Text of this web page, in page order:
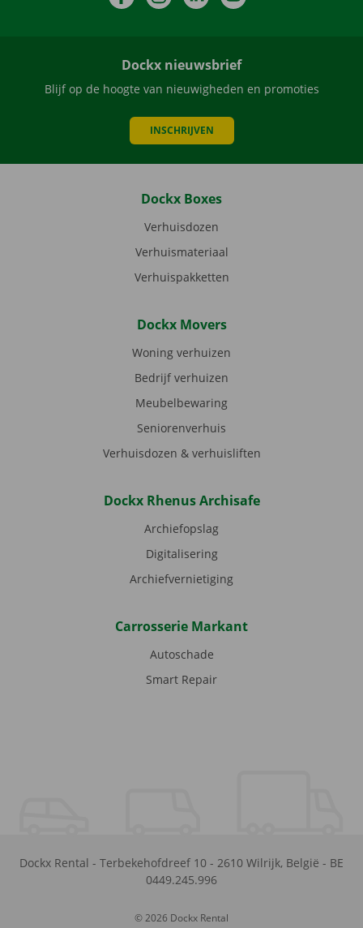
Dockx nieuwsbrief
Blijf op de hoogte van nieuwigheden en promoties
INSCHRIJVEN
Dockx Boxes
Verhuisdozen
Verhuismateriaal
Verhuispakketten
Dockx Movers
Woning verhuizen
Bedrijf verhuizen
Meubelbewaring
Seniorenverhuis
Verhuisdozen & verhuisliften
Dockx Rhenus Archisafe
Archiefopslag
Digitalisering
Archiefvernietiging
Carrosserie Markant
Autoschade
Smart Repair
Dockx Rental - Terbekehofdreef 10 - 2610 Wilrijk, België - BE
0449.245.996
© 2026 Dockx Rental